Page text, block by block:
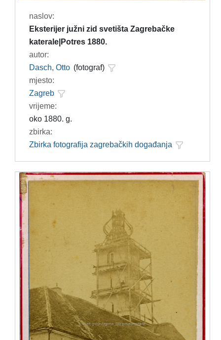
naslov:
Eksterijer južni zid svetišta Zagrebačke
katerale|Potres 1880.
autor:
Dasch, Otto (fotograf)
mjesto:
Zagreb
vrijeme:
oko 1880. g.
zbirka:
Zbirka fotografija zagrebačkih događanja